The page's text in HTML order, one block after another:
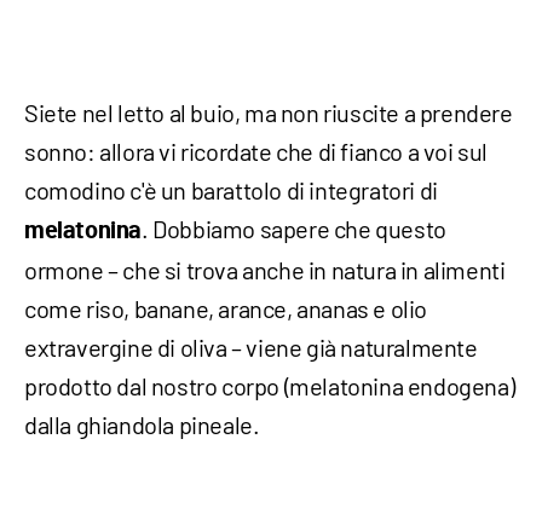
Siete nel letto al buio, ma non riuscite a prendere
sonno: allora vi ricordate che di fianco a voi sul
comodino c'è un barattolo di integratori di
melatonina. Dobbiamo sapere che questo
ormone – che si trova anche in natura in alimenti
come riso, banane, arance, ananas e olio
extravergine di oliva – viene già naturalmente
prodotto dal nostro corpo (melatonina endogena)
dalla ghiandola pineale.